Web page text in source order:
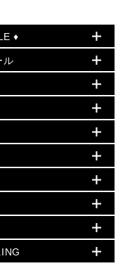
♦
ム
ル
月の特別価格
シューズ除く)
ー
て
掛け
物
つ折り)
ター
て